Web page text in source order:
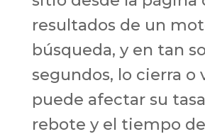
resultados de un
búsqueda, y en tan
segundos, lo cierra o
puede afectar su
rebote y el tiempo de